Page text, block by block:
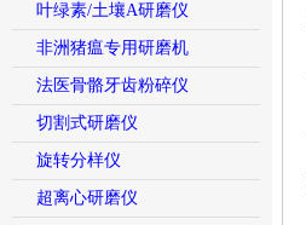
叶绿素/土壤A研磨仪
非洲猪瘟专用研磨机
法医骨骼牙齿粉碎仪
切割式研磨仪
旋转分样仪
超离心研磨仪